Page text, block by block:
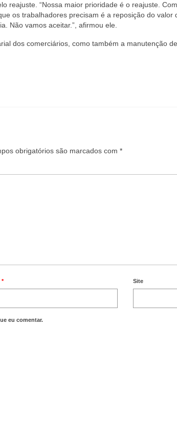
reajuste. “Nossa maior prioridade é o reajuste.
os trabalhadores precisam é a reposição do
Não vamos aceitar.”, afirmou ele.
dos comerciários, como também a manutenção
obrigatórios são marcados com *
* Site
eu comentar.